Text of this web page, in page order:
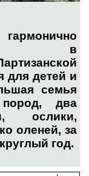
в
для детей и
семья
два
ослики,
оленей, за
год.